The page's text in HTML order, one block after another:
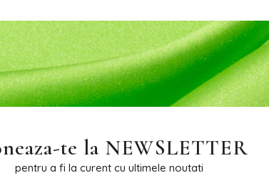
te la NEWSLETTER
pentru a fi la curent cu ultimele noutati